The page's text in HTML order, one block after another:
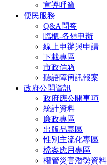
宣導呼籲
便民服務
Q&A問答
臨櫃-各類申辦
線上申辦與申請
下載專區
市政信箱
聽語障簡訊報案
政府公開資訊
政府應公開事項
統計資料
廉政專區
出版品專區
性別主流化專區
檔案應用專區
權管災害潛勢資料